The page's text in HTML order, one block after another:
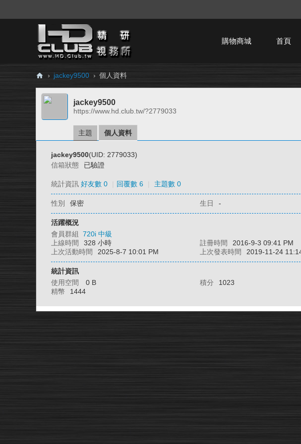
購物商城 首頁
H
Cl
› jackey9500 › 個人資料
jackey9500
https://www.hd.club.tw/?2779033
主題 個人資料
jackey9500(UID: 2779033)
信箱狀態
已驗證
統計資訊 好友數 0 回覆數 6 主題數 0
性別 保密 生日 -
活躍概況
會員群組 720i 中級
上線時間
328 小時 註冊時間 2016-9-3 09:41 PM
上次活動時間
2025-8-7 10:01 PM 上次發表時間 2019-11-24
統計資訊
使用空間
0 B 積分 1023
精幣
1444